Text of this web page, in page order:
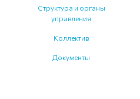
Структура и органы
управления
Коллектив
Документы